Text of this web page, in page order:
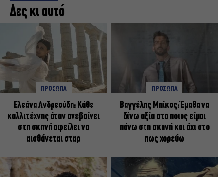
Δες κι αυτό
ΠΡΟΣΩΠΑ
Ελεάνα Ανδρεούδη: Κάθε
καλλιτέχνης όταν ανεβαίνει
στη σκηνή οφείλει να
αισθάνεται σταρ
ΠΡΟΣΩΠΑ
Βαγγέλης Μπίκος: Έμαθα να
δίνω αξία στο ποιος είμαι
πάνω στη σκηνή και όχι στο
πως χορεύω